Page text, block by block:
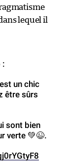
lequel il
:
un chic
être sûrs
sont bien
verte 💚😉.